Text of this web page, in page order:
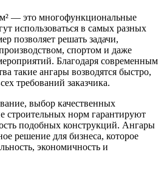
— это многофункциональные
использоваться в самых разных
позволяет решать задачи,
спортом и даже
Благодаря современным
такие ангары возводятся быстро,
требований заказчика.
выбор качественных
строительных норм гарантируют
подобных конструкций. Ангары
решение для бизнеса, которое
экономичность и